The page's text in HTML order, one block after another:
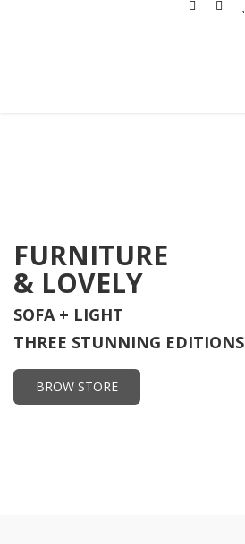
FURNITURE
& LOVELY
SOFA + LIGHT
THREE STUNNING EDITIONS
BROW STORE